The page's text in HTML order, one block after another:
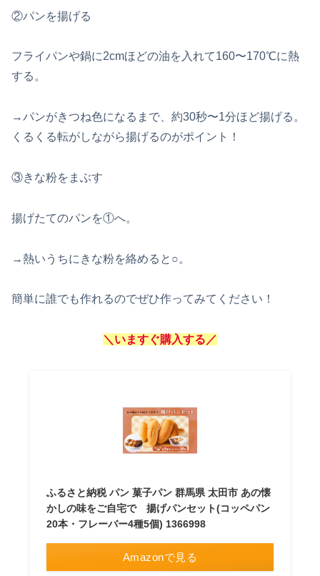
②パンを揚げる
フライパンや鍋に2cmほどの油を入れて160〜170℃に熱
する。
→パンがきつね色になるまで、約30秒〜1分ほど揚げる。
くるくる転がしながら揚げるのがポイント！
③きな粉をまぶす
揚げたてのパンを①へ。
→熱いうちにきな粉を絡めると○。
簡単に誰でも作れるのでぜひ作ってみてください！
＼いますぐ購入する／
ふるさと納税 パン 菓子パン 群馬県 太田市 あの懐
かしの味をご自宅で 揚げパンセット(コッペパン
20本・フレーバー4種5個) 1366998
Amazonで見る